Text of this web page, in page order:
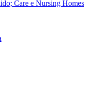
Care e Nursing Homes